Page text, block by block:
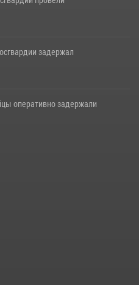
задержал
оперативно задержали